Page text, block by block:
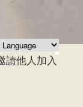
請他人加入